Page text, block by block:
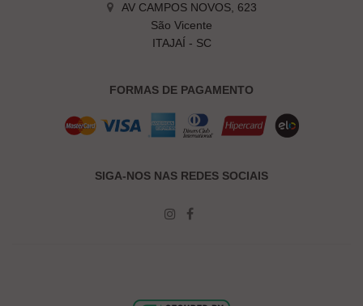
AV CAMPOS NOVOS, 623
São Vicente
ITAJAÍ - SC
FORMAS DE PAGAMENTO
SIGA-NOS NAS REDES SOCIAIS